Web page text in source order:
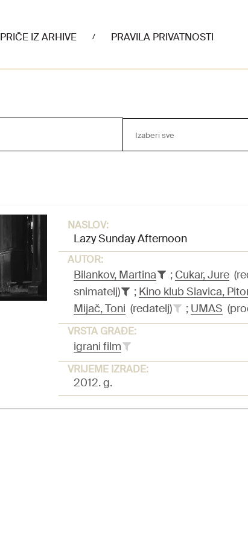
PRIČE IZ ARHIVE / PRAVILA PRIVATNOSTI
Izaberi sve
NASLOV:
Lazy Sunday Afternoon
AUTOR:
Bilankov, Martina ; Cukar, Jure
snimatelj)
; Kino klub Slavica,
Mijač, Toni (redatelj) ; UMAS
VRSTA GRAĐE:
igrani film
VRIJEME IZRADE:
2012. g.